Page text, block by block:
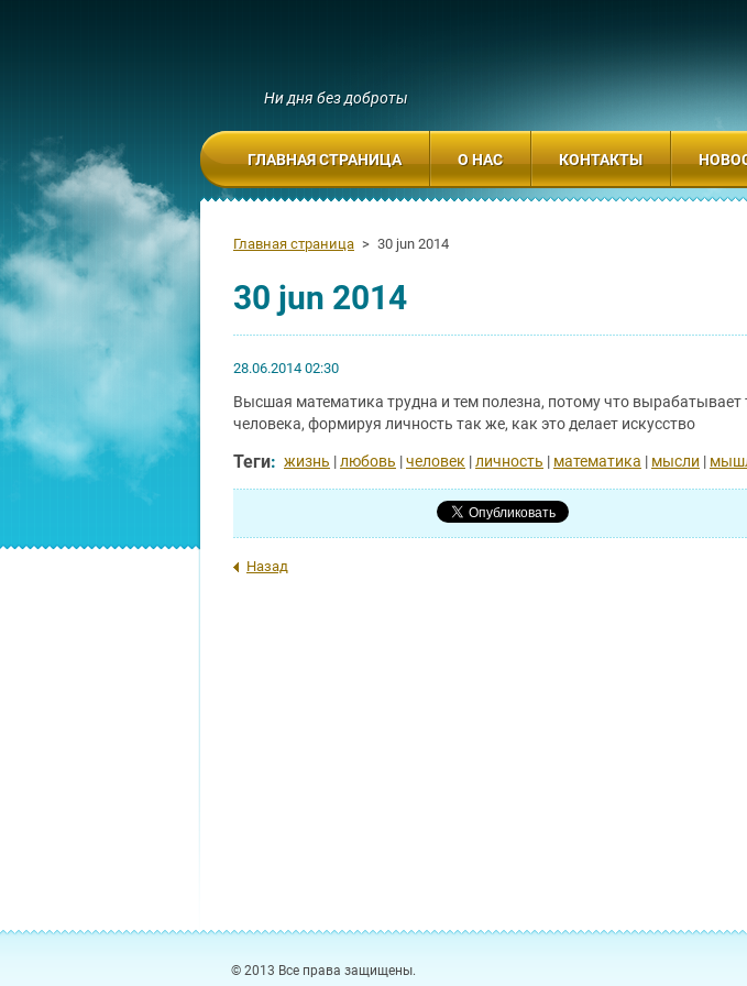
Ни дня без доброты
Главная страница > 30 jun 2014
30 jun 2014
28.06.2014 02:30
Высшая математика трудна и тем полезна, потому что вырабатывает
человека, формируя личность так же, как это делает искусство
Теги: жизнь |любовь |человек |личность | математика | мысли |
Назад
ГЛАВНАЯ СТРАНИЦА О НАС КОНТАКТЫ
© 2013 Все права защищены.